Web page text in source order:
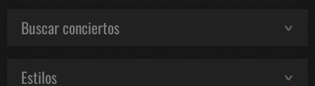
Buscar conciertos
Estilos